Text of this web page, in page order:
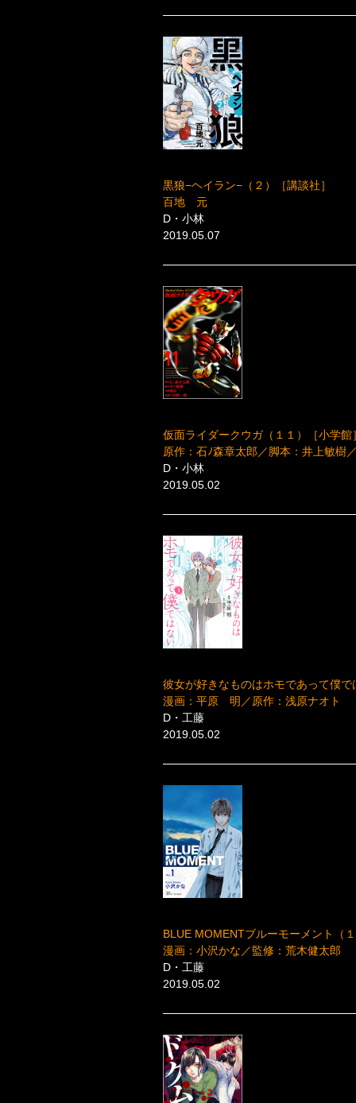
黒狼−ヘイラン−（２）［講談社］
百地 元
D・小林
2019.05.07
仮面ライダークウガ（１１）［小学館
原作：石ﾉ森章太郎／脚本：井上敏
D・小林
2019.05.02
彼女が好きなものはホモであって僕で
漫画：平原 明／原作：浅原ナオト
D・工藤
2019.05.02
BLUE MOMENTブルーモーメント（
漫画：小沢かな／監修：荒木健太郎
D・工藤
2019.05.02